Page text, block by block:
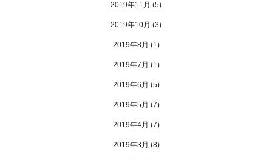
2019年11月 (5)
2019年10月 (3)
2019年8月 (1)
2019年7月 (1)
2019年6月 (5)
2019年5月 (7)
2019年4月 (7)
2019年3月 (8)